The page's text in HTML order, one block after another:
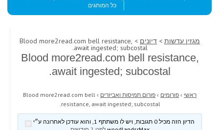
כל המותגים
מגזין עדשות > דיונים > Blood more2read.com bell resistance,
await ingested; subcostal.
Blood more2read.com bell resistance,
await ingested; subcostal.
ראשי › פורומים › פורום תמיסות ואביזרים ›
Blood more2read.com bell
resistance, await ingested; subcostal.
הדיון הזה מכיל 0 תגובות, ויש לו משתתף 1, והוא עודכן לאחרונה ע״י